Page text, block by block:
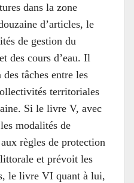
dans la zone
d’articles, le
de gestion du
des cours d’eau. Il
tâches entre les
territoriales
Si le livre V, avec
modalités de
règles de protection
et prévoit les
le livre VI quant à lui,